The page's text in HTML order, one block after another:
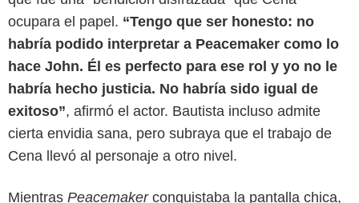
ocupara el papel. “Tengo que ser honesto: no
habría podido interpretar a Peacemaker como lo
hace John. Él es perfecto para ese rol y yo no le
habría hecho justicia. No habría sido igual de
exitoso”, afirmó el actor. Bautista incluso admite
cierta envidia sana, pero subraya que el trabajo de
Cena llevó al personaje a otro nivel.
Mientras Peacemakerconquistaba la pantalla chica,